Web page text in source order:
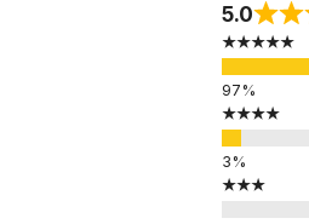
5.0
★★★★★
★★★★
★★★